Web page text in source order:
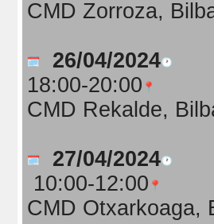
CMD Zorroza,
26/04/2024
18:00-20:00
CMD Rekalde,
27/04/2024
10:00-12:00
CMD Otxarkoaga,